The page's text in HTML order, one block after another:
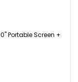
Portable Screen +